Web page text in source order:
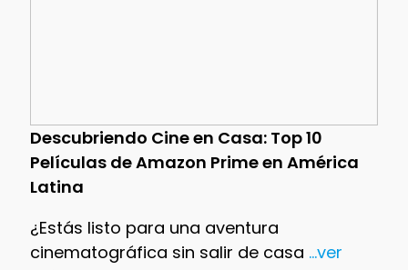
Descubriendo Cine en Casa: Top 10
Películas de Amazon Prime en América
Latina
¿Estás listo para una aventura
cinematográfica sin salir de casa ...ver